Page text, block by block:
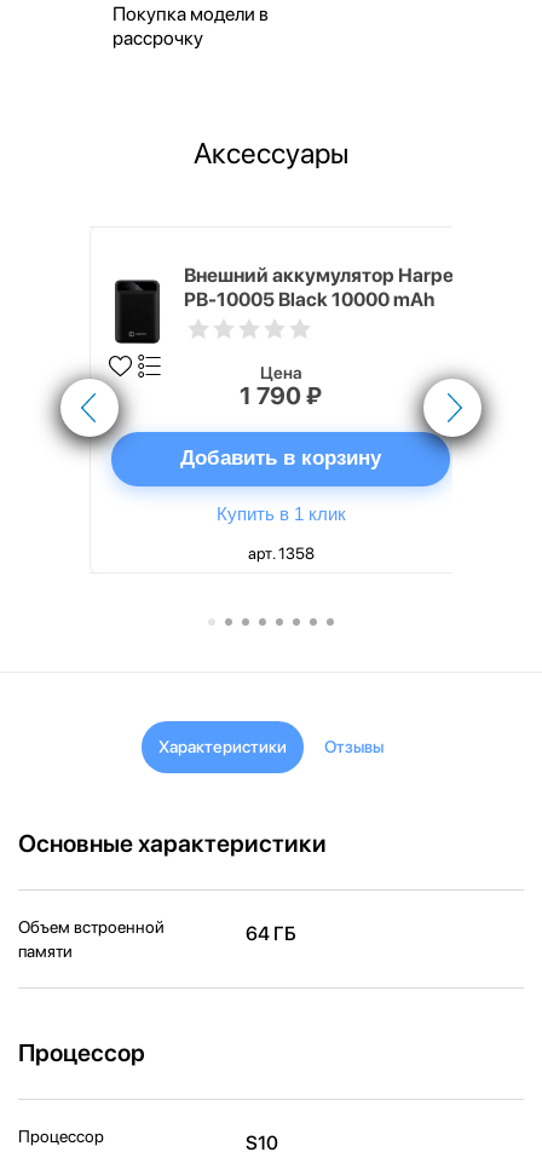
Покупка модели в
рассрочку
Аксессуары
Внешний аккумулятор Harper
PB-10005 Black 10000 mAh
Цена
1 790 ₽
Добавить в корзину
Купить в 1 клик
арт. 1358
Характеристики Отзывы
Основные характеристики
Объем встроенной
памяти
64 ГБ
Процессор
Процессор S10